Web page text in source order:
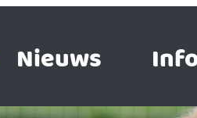
Nieuws